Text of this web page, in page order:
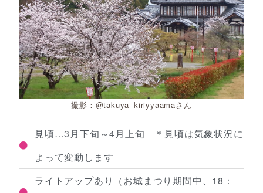
撮影：@takuya_kiriyyaamaさん
見頃…3月下旬～4月上旬 ＊見頃は気象状況に
よって変動します
ライトアップあり（お城まつり期間中、18：